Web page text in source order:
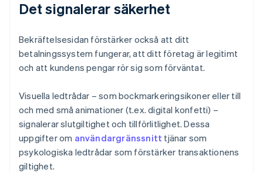
Det signalerar säkerhet
Bekräftelsesidan förstärker också att ditt
betalningssystem fungerar, att ditt företag är legitimt
och att kundens pengar rör sig som förväntat.
Visuella ledtrådar – som bockmarkeringsikoner eller till
och med små animationer (t.ex. digital konfetti) –
signalerar slutgiltighet och tillförlitlighet. Dessa
uppgifter om användargränssnitt tjänar som
psykologiska ledtrådar som förstärker transaktionens
giltighet.